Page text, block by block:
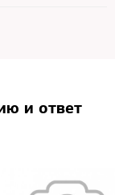
и ответ